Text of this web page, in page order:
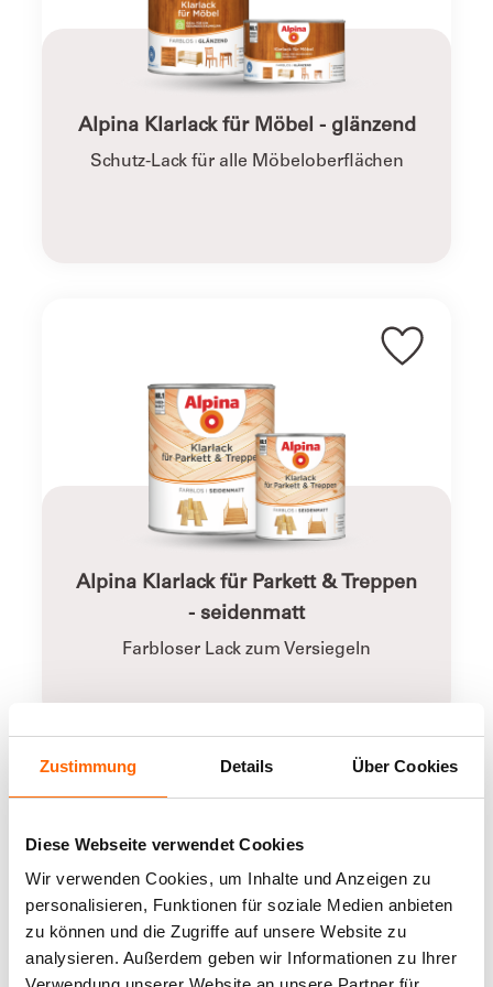
Zustimmung Details Über Cookies
Diese Webseite verwendet Cookies
Wir verwenden Cookies, um Inhalte und Anzeigen zu
personalisieren, Funktionen für soziale Medien anbieten
zu können und die Zugriffe auf unsere Website zu
analysieren. Außerdem geben wir Informationen zu Ihrer
Alpina Klarlack für Möbel - glänzend
Schutz-Lack für alle Möbeloberflächen
Alpina Klarlack für Parkett & Treppen
- seidenmatt
Farbloser Lack zum Versiegeln